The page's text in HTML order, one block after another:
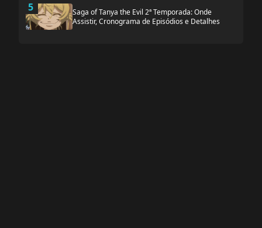
5
Saga of Tanya the Evil 2ª Temporada: Onde
Assistir, Cronograma de Episódios e Detalhes